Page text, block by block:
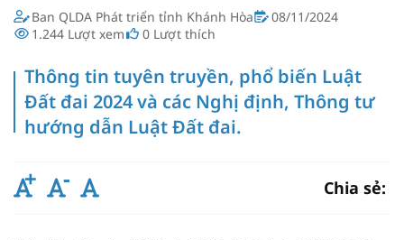
Ban QLDA Phát triển tỉnh Khánh Hòa
08/11/2024
1.244 Lượt xem 0 Lượt thích
Thông tin tuyên truyền, phổ biến Luật
Đất đai 2024 và các Nghị định, Thông tư
hướng dẫn Luật Đất đai.
Chia sẻ: